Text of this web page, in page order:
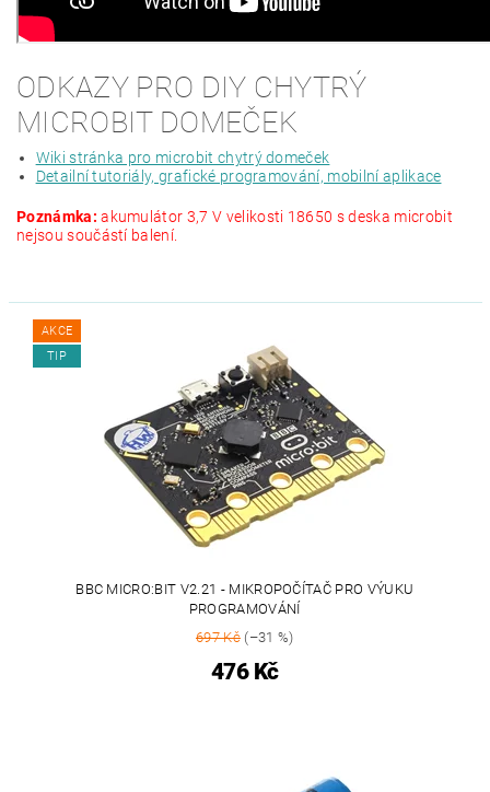
ODKAZY PRO DIY CHYTRÝ
MICROBIT DOMEČEK
Wiki stránka pro microbit chytrý domeček
Detailní tutoriály, grafické programování, mobilní aplikace
Poznámka: akumulátor 3,7 V velikosti 18650 s deska microbit
nejsou součástí balení.
AKCE
TIP
BBC MICRO:BIT V2.21 - MIKROPOČÍTAČ PRO VÝUKU
PROGRAMOVÁNÍ
697 Kč(–31 %)
476 Kč